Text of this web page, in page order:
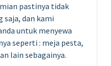
pastinya tidak
saja, dan kami
untuk menyewa
seperti : meja pesta,
lain sebagainya.